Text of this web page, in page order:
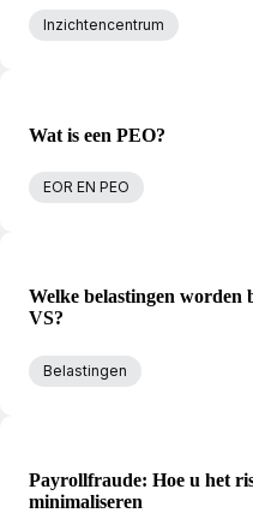
Inzichtencentrum
Wat is een PEO?
EOR EN PEO
Welke belastingen worden
VS?
Belastingen
Payrollfraude: Hoe u het
minimaliseren